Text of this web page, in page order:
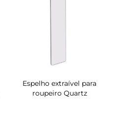
Espelho extraível para
roupeiro Quartz